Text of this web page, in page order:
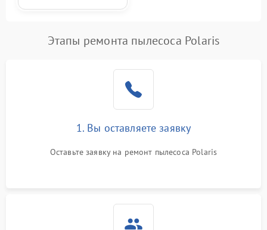
Этапы ремонта пылесоса Polaris
1. Вы оставляете заявку
Оставьте заявку на ремонт пылесоса Polaris